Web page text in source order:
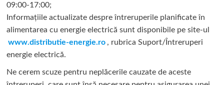
09:00-17:00;
Informațiile actualizate despre întreruperile planificate în
alimentarea cu energie electrică sunt disponibile pe site-ul
www.distributie-energie.ro , rubrica Suport/Întreruperi
energie electrică.
Ne cerem scuze pentru neplăcerile cauzate de aceste